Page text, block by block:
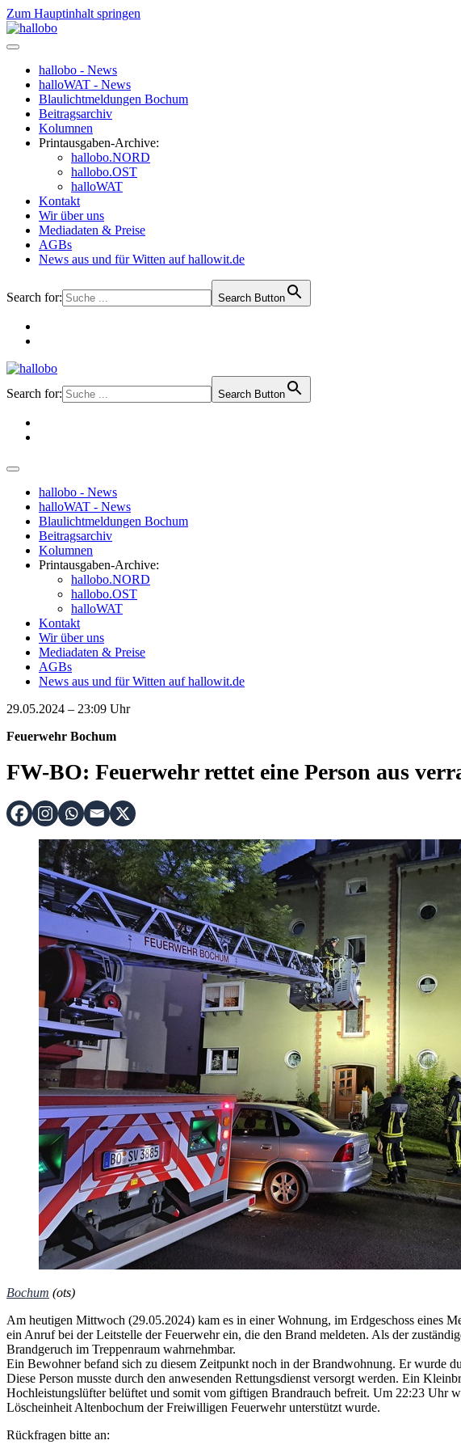
Zum Hauptinhalt springen
hallobo - News
halloWAT - News
Blaulichtmeldungen Bochum
Beitragsarchiv
Kolumnen
Printausgaben-Archive:
hallobo.NORD
hallobo.OST
halloWAT
Kontakt
Wir über uns
Mediadaten & Preise
AGBs
News aus und für Witten auf hallowit.de
Search for: Search Button
Search for: Search Button
hallobo - News
halloWAT - News
Blaulichtmeldungen Bochum
Beitragsarchiv
Kolumnen
Printausgaben-Archive:
hallobo.NORD
hallobo.OST
halloWAT
Kontakt
Wir über uns
Mediadaten & Preise
AGBs
News aus und für Witten auf hallowit.de
29.05.2024 – 23:09 Uhr
Feuerwehr Bochum
FW-BO: Feuerwehr rettet eine Person aus
Bochum (ots)
Am heutigen Mittwoch (29.05.2024) kam es in einer Wohnung, im Erdgeschoss eines
ein Anruf bei der Leitstelle der Feuerwehr ein, die den Brand meldeten. Als der
Brandgeruch im Treppenraum wahrnehmbar.
Ein Bewohner befand sich zu diesem Zeitpunkt noch in der Brandwohnung. Er wurde
Diese Person musste durch den anwesenden Rettungsdienst versorgt werden. Ein
Hochleistungslüfter belüftet und somit vom giftigen Brandrauch befreit. Um 22:23 Uhr
Löscheinheit Altenbochum der Freiwilligen Feuerwehr unterstützt wurde.
Rückfragen bitte an: